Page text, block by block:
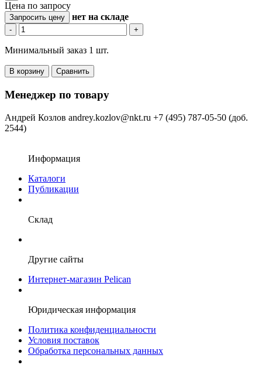
Цена по запросу
Запросить цену нет на складе
- +
Минимальный заказ 1 шт.
В корзину Сравнить
Менеджер по товару
Андрей Козлов andrey.kozlov@nkt.ru +7 (495) 787-05-50 (доб.
2544)
Информация
Каталоги
Публикации
Склад
Другие сайты
Интернет-магазин Pelican
Юридическая информация
Политика конфиденциальности
Условия поставок
Обработка персональных данных